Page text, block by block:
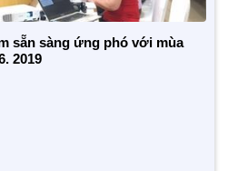
sẵn sàng ứng phó với mùa
2019